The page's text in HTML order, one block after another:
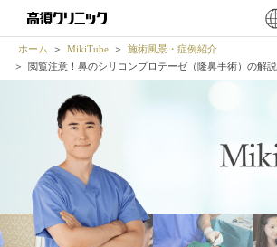
ホーム MikiTube
施術風景・症例紹介
閲覧注意！鼻のシリコンプロテーゼ（隆鼻手術）の解説